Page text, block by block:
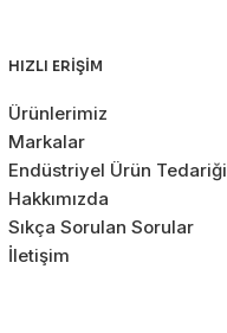
HIZLI ERIŞIM
Ürünlerimiz
Markalar
Endüstriyel Ürün Tedariği
Hakkımızda
Sıkça Sorulan Sorular
İletişim